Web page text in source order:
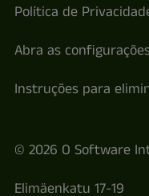
Política de
Abra as
Instruções para
© 2026 O Software
Elimäenkatu 17-19